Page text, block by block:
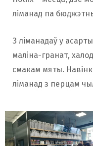
ліманад па
З ліманадаў у
маліна-гранат,
смакам мяты.
ліманад з перцам